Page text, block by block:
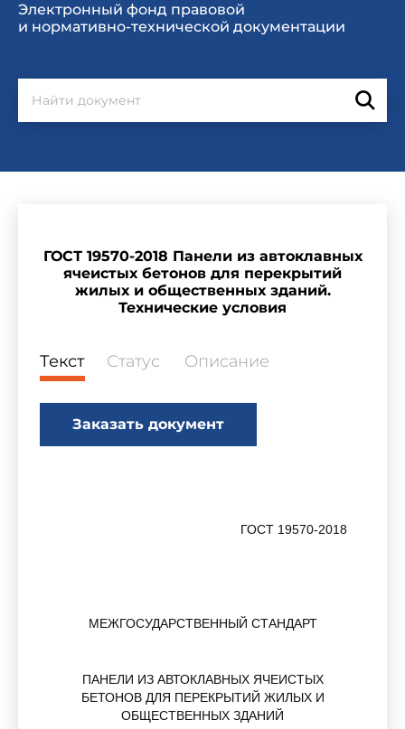
Электронный фонд правовой
и нормативно-технической документации
ГОСТ 19570-2018 Панели из автоклавных
ячеистых бетонов для перекрытий
жилых и общественных зданий.
Технические условия
Текст Статус Описание
Заказать документ
ГОСТ 19570-2018
МЕЖГОСУДАРСТВЕННЫЙ СТАНДАРТ
ПАНЕЛИ ИЗ АВТОКЛАВНЫХ ЯЧЕИСТЫХ
БЕТОНОВ ДЛЯ ПЕРЕКРЫТИЙ ЖИЛЫХ И
ОБЩЕСТВЕННЫХ ЗДАНИЙ